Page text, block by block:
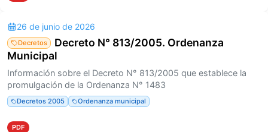
26 de junio de 2026
Decretos
Decreto N° 813/2005. Ordenanza
Municipal
Información sobre el Decreto N° 813/2005 que establece la
promulgación de la Ordenanza N° 1483
Decretos 2005 Ordenanza municipal
PDF